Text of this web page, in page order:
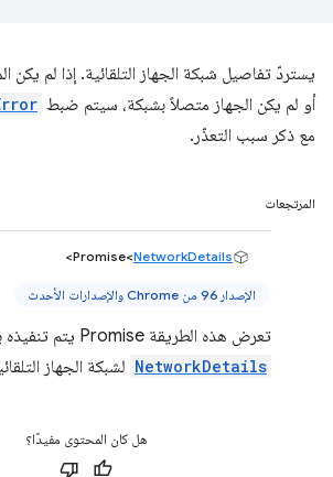
يستردّ تفاصيل شبكة الجهاز التلقائية. إذا لم يكن
أو لم يكن الجهاز متصلاً بشبكة، سيتم ضبط
مع ذكر سبب التعذّر.
المرتجعات
Promise<NetworkDetails
>
الإصدار 96 من Chrome والإصدارات الأحدث
تعرض هذه الطريقة Promise يتم تنفيذه باستخدام
NetworkDetails لشبكة الجهاز
هل كان المحتوى مفيدًا؟